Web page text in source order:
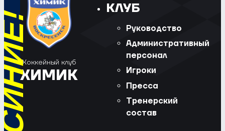
Хоккейный клуб
ХИМИК
КЛУБ
Руководство
Административный
персонал
Игроки
Пресса
Тренерский
состав